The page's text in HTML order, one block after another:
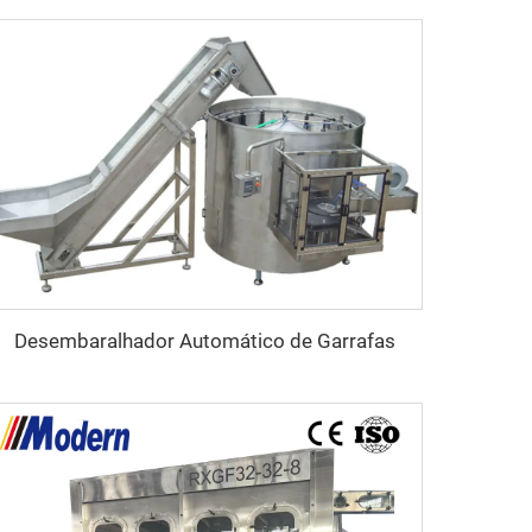
Desembaralhador Automático de Garrafas